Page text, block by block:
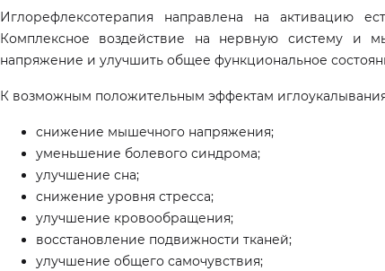
Иглорефлексотерапия направлена на активацию
Комплексное воздействие на нервную систему и
напряжение и улучшить общее функциональное
К возможным положительным эффектам иглоукалывания
снижение мышечного напряжения;
уменьшение болевого синдрома;
улучшение сна;
снижение уровня стресса;
улучшение кровообращения;
восстановление подвижности тканей;
улучшение общего самочувствия;